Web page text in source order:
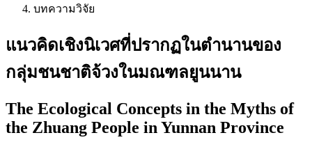
บทความวิจัย
แนวคิดเชิงนิเวศที่ปรากฏในตำนานของ
กลุ่มชนชาติจ้วงในมณฑลยูนนาน
The Ecological Concepts in the Myths of
the Zhuang People in Yunnan Province